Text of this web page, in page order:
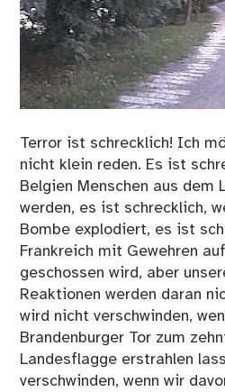
Terror ist schrecklich! Ich
nicht klein reden. Es ist
Belgien Menschen aus dem
werden, es ist schrecklich,
Bombe explodiert, es ist
Frankreich mit Gewehren
geschossen wird, aber
Reaktionen werden daran
wird nicht verschwinden,
Brandenburger Tor zum
Landesflagge erstrahlen
verschwinden, wenn wir